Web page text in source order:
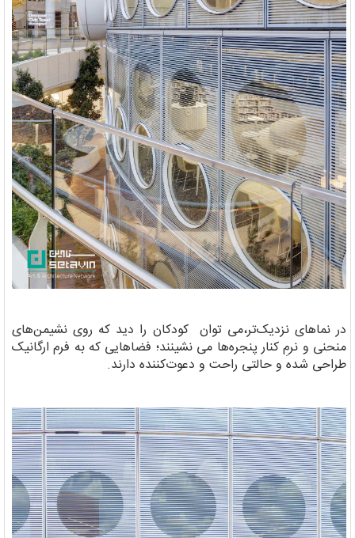
در نماهای نزدیک‌تر،می توان کودکان را دید که روی نشیمن‌های
منحنی و نرمِ کنار پنجره‌ها می نشینند؛ فضاهایی که به فرم ارگانیک
طراحی شده و حالتی راحت و دعوت‌کننده دارند.